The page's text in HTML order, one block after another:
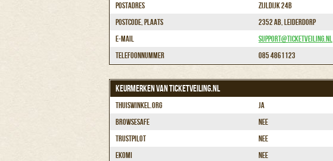
Postadres
Zijldijk 24B
Postcode, plaats
2352 AB, Leiderdorp
E-mail
support@ticketveiling.nl
Telefoonnummer
085 4861123
KEURMERKEN VAN TICKETVEILING.NL
Thuiswinkel.org
Ja
BrowseSafe
Nee
Trustpilot
Nee
Ekomi
Nee